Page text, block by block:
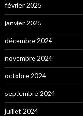
février 2025
janvier 2025
décembre 2024
novembre 2024
octobre 2024
septembre 2024
juillet 2024